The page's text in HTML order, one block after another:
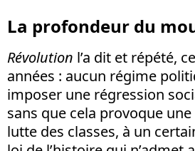
La profondeur du
Révolution l’a dit et répété,
années : aucun régime
imposer une régression
sans que cela provoque
lutte des classes, à un